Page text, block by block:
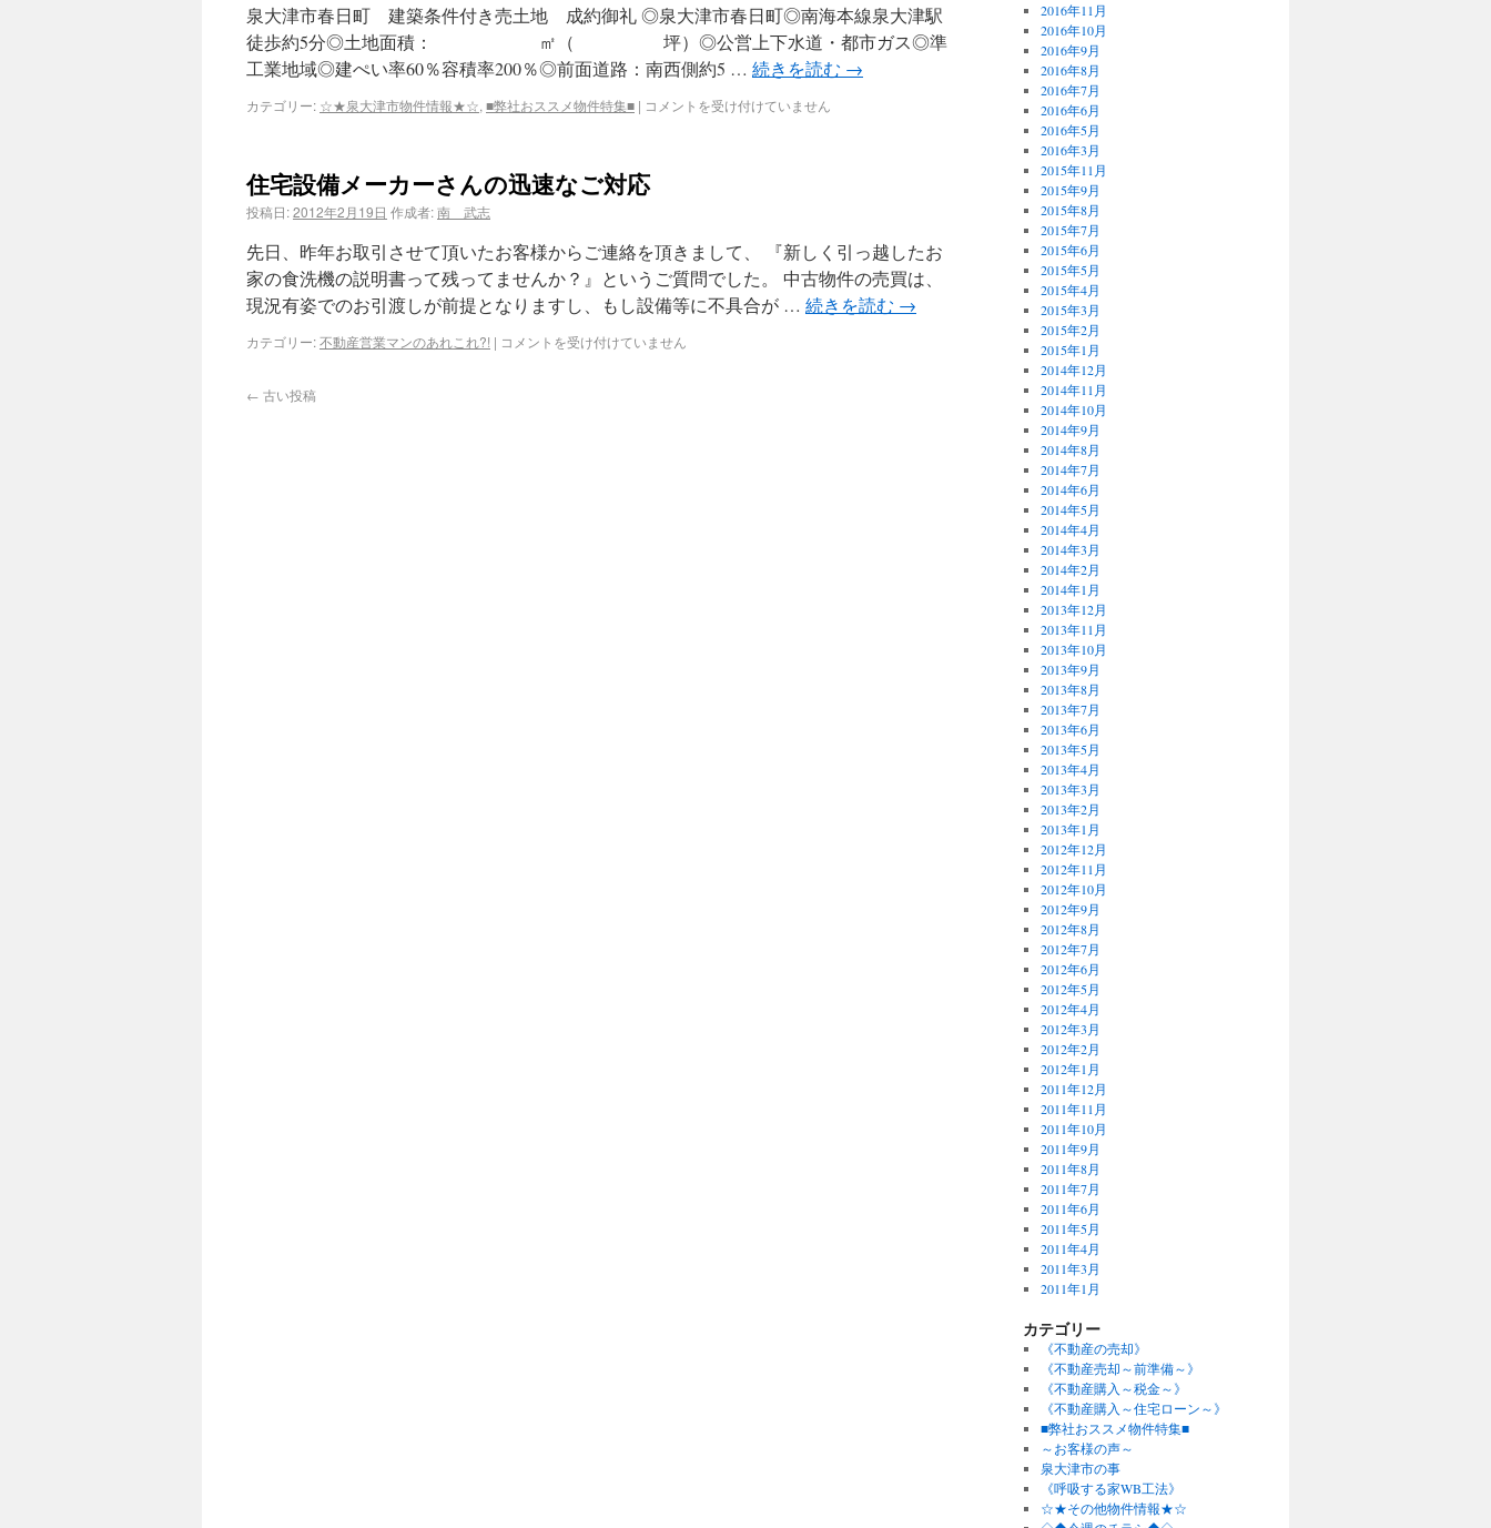
泉大津市春日町 建築条件付き売土地 成約御礼 ◎泉大津市春日町◎南海本線泉大津駅
徒歩約5分◎土地面積： ㎡（ 坪）◎公営上下水道・都市ガス◎準
工業地域◎建ぺい率60％容積率200％◎前面道路：南西側約5 … 続きを読む →
カテゴリー: ☆★泉大津市物件情報★☆, ■弊社おススメ物件特集■ | コメントを受け付けていません
住宅設備メーカーさんの迅速なご対応
投稿日:2012年2月19日 作成者:南 武志
先日、昨年お取引させて頂いたお客様からご連絡を頂きまして、 『新しく引っ越したお
家の食洗機の説明書って残ってませんか？』というご質問でした。 中古物件の売買は、
現況有姿でのお引渡しが前提となりますし、もし設備等に不具合が … 続きを読む →
カテゴリー:不動産営業マンのあれこれ?! | コメントを受け付けていません
← 古い投稿
2016年11月
2016年10月
2016年9月
2016年8月
2016年7月
2016年6月
2016年5月
2016年3月
2015年11月
2015年9月
2015年8月
2015年7月
2015年6月
2015年5月
2015年4月
2015年3月
2015年2月
2015年1月
2014年12月
2014年11月
2014年10月
2014年9月
2014年8月
2014年7月
2014年6月
2014年5月
2014年4月
2014年3月
2014年2月
2014年1月
2013年12月
2013年11月
2013年10月
2013年9月
2013年8月
2013年7月
2013年6月
2013年5月
2013年4月
2013年3月
2013年2月
2013年1月
2012年12月
2012年11月
2012年10月
2012年9月
2012年8月
2012年7月
2012年6月
2012年5月
2012年4月
2012年3月
2012年2月
2012年1月
2011年12月
2011年11月
2011年10月
2011年9月
2011年8月
2011年7月
2011年6月
2011年5月
2011年4月
2011年3月
2011年1月
カテゴリー
《不動産の売却》
《不動産売却～前準備～》
《不動産購入～税金～》
《不動産購入～住宅ローン～》
■弊社おススメ物件特集■
～お客様の声～
泉大津市の事
《呼吸する家WB工法》
☆★その他物件情報★☆